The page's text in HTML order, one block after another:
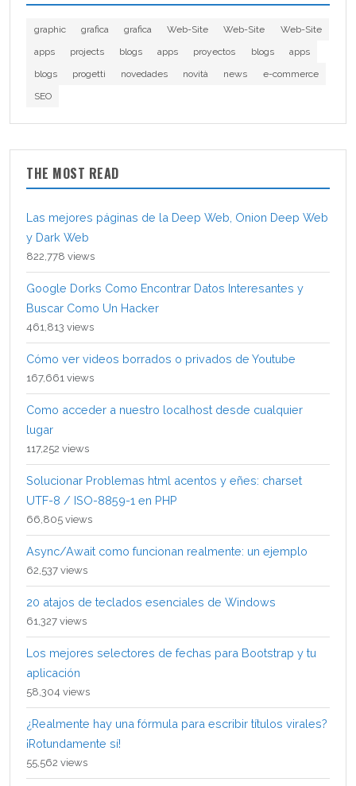
graphic grafica grafica Web-Site Web-Site
Web-Site
apps
projects blogs apps proyectos blogs
apps
blogs
progetti novedades novità news
e-commerce
SEO
THE MOST READ
Las mejores páginas de la Deep Web, Onion Deep Web
y Dark Web
822,778 views
Google Dorks Como Encontrar Datos Interesantes y
Buscar Como Un Hacker
461,813 views
Cómo ver videos borrados o privados de Youtube
167,661 views
Como acceder a nuestro localhost desde cualquier
lugar
117,252 views
Solucionar Problemas html acentos y eñes: charset
UTF-8 / ISO-8859-1 en PHP
66,805 views
Async/Await como funcionan realmente: un ejemplo
62,537 views
20 atajos de teclados esenciales de Windows
61,327 views
Los mejores selectores de fechas para Bootstrap y tu
aplicación
58,304 views
¿Realmente hay una fórmula para escribir títulos virales?
¡Rotundamente sí!
55,562 views